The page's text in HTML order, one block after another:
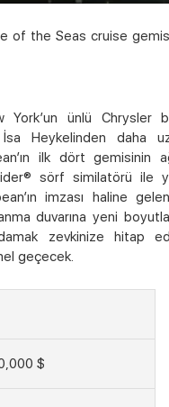
of the Seas cruise
ünlü Chrysler
Heykelinden daha
ilk dört gemisinin
sörf similatörü ile
imzası haline
duvarına yeni
damak zevkinize
geçecek.
$